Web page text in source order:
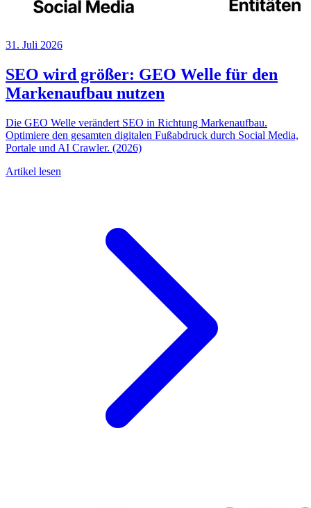
31. Juli 2026
SEO wird größer: GEO Welle für den
Markenaufbau nutzen
Die GEO Welle verändert SEO in Richtung Markenaufbau.
Optimiere den gesamten digitalen Fußabdruck durch Social Media,
Portale und AI Crawler. (2026)
Artikel lesen